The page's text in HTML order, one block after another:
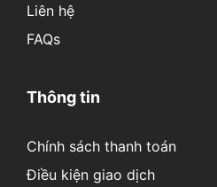
Liên hệ
FAQs
Thông tin
Chính sách thanh toán
Điều kiện giao dịch